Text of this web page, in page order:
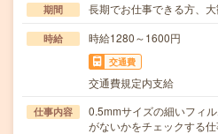
期間 長期でお仕事できる方、大
時給 時給1280～1600円
交通費
交通費規定内支給
仕事内容
0.5mmサイズの細いフィ
がないかをチェックする